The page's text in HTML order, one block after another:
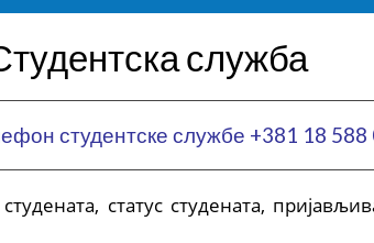
служба
студентске службе +381 18 588
статус студената,